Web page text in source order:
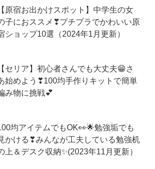
【原宿お出かけスポット】中学生の女
子におススメ❣プチプラでかわいい原
ショップ10選（2024年1月更新）
【セリア】初心者さんでも大丈夫😁さ
始めよう❣100均手作りキットで簡単
み物に挑戦💕
均アイテムでもOK👀🌟勉強垢でも
かける❣みんなが工夫している勉強机
上＆デスク収納✨(2023年11月更新）